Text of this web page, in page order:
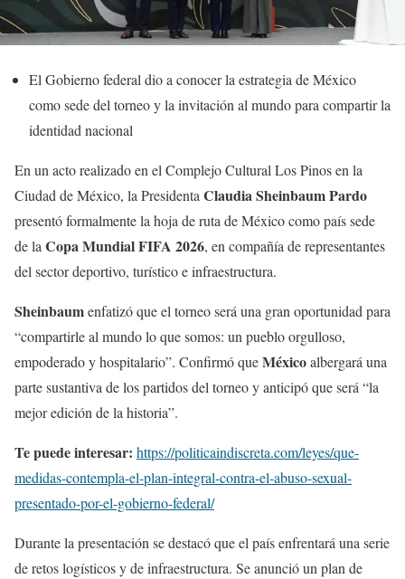
El Gobierno federal dio a conocer la estrategia de México
como sede del torneo y la invitación al mundo para compartir la
identidad nacional
En un acto realizado en el Complejo Cultural Los Pinos en la
Ciudad de México, la Presidenta Claudia Sheinbaum Pardo
presentó formalmente la hoja de ruta de México como país sede
de la Copa Mundial FIFA 2026, en compañía de representantes
del sector deportivo, turístico e infraestructura.
Sheinbaumenfatizó que el torneo será una gran oportunidad para
“compartirle al mundo lo que somos: un pueblo orgulloso,
empoderado y hospitalario”. Confirmó queMéxicoalbergará una
parte sustantiva de los partidos del torneo y anticipó que será “la
mejor edición de la historia”.
Te puede interesar: https://politicaindiscreta.com/leyes/que-
medidas-contempla-el-plan-integral-contra-el-abuso-sexual-
presentado-por-el-gobierno-federal/
Durante la presentación se destacó que el país enfrentará una serie
de retos logísticos y de infraestructura. Se anunció un plan de